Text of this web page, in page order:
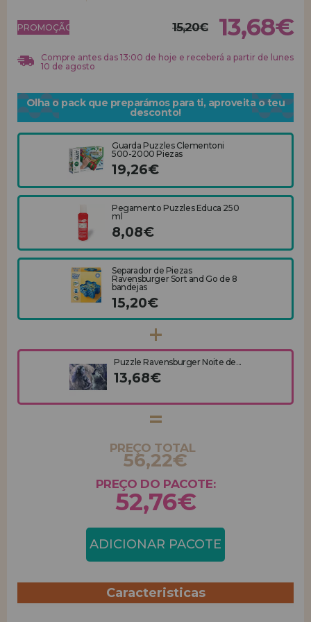
REGISTRO DE REVENDEDOR
PROMOÇÃO! 15,20€ 13,68€
Compre antes das 13:00 de hoje e receberá a partir de lunes
10 de agosto
Olha o pack que preparámos para ti, aproveita o teu
desconto!
Guarda Puzzles Clementoni
500-2000 Piezas
19,26€
Pegamento Puzzles Educa 250
ml
8,08€
Separador de Piezas
Ravensburger Sort and Go de 8
bandejas
15,20€
Puzzle Ravensburger Noite de...
13,68€
PREÇO TOTAL
56,22€
PREÇO DO PACOTE:
52,76€
ADICIONAR PACOTE
Caracteristicas